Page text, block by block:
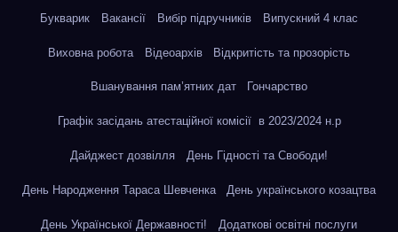
Букварик Вакансії Вибір підручників Випускний 4 клас
Виховна робота Відеоархів Відкритість та прозорість
Вшанування пам’ятних дат Гончарство
Графік засідань атестаційної комісії в 2023/2024 н.р
Дайджест дозвілля День Гідності та Свободи!
День Народження Тараса Шевченка День українського козацтва
День Української Державності! Додаткові освітні послуги